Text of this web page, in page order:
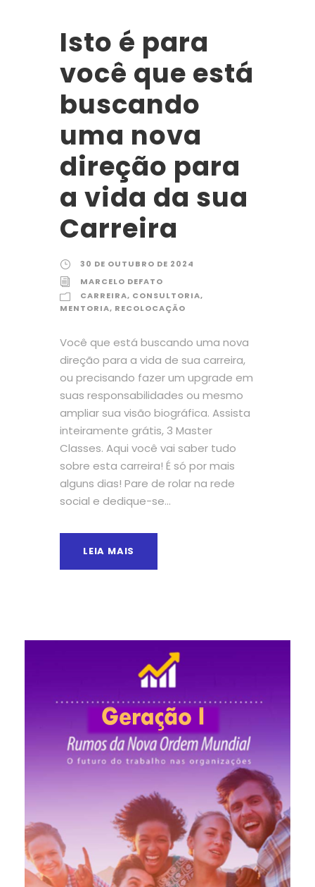
Isto é para
você que está
buscando
uma nova
direção para
a vida da sua
Carreira
30 DE OUTUBRO DE 2024
MARCELO DEFATO
CARREIRA, CONSULTORIA,
MENTORIA, RECOLOCAÇÃO
Você que está buscando uma nova
direção para a vida de sua carreira,
ou precisando fazer um upgrade em
suas responsabilidades ou mesmo
ampliar sua visão biográfica. Assista
inteiramente grátis, 3 Master
Classes. Aqui você vai saber tudo
sobre esta carreira! É só por mais
alguns dias! Pare de rolar na rede
social e dedique-se...
LEIA MAIS